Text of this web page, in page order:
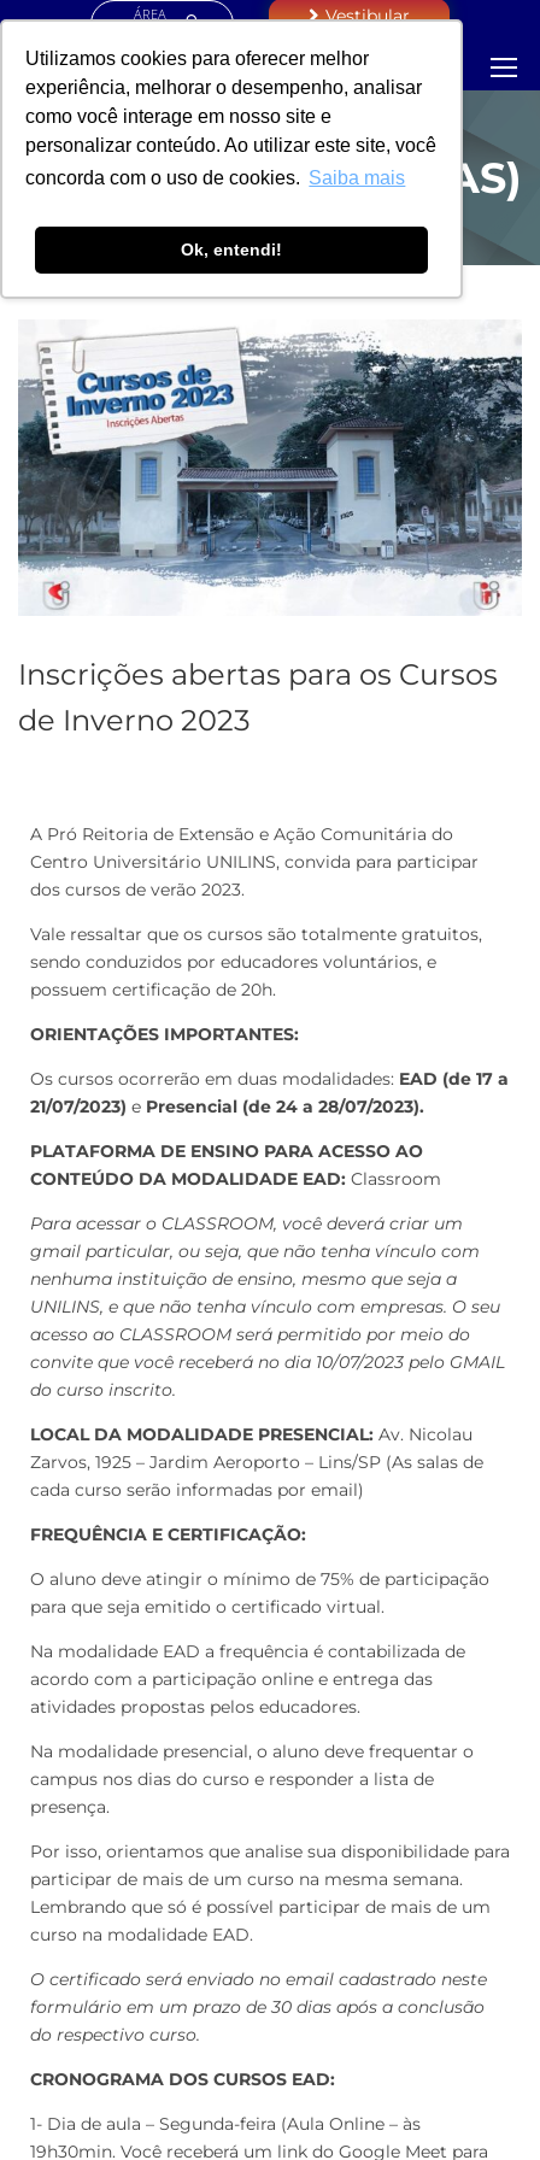
Utilizamos cookies para oferecer melhor
experiência, melhorar o desempenho, analisar
como você interage em nosso site e
personalizar conteúdo. Ao utilizar este site, você
concorda com o uso de cookies. Saiba mais
Ok, entendi!
ÁREA
Vestibular
PROEXAC (NOTÍCIAS)
Inscrições abertas para os Cursos
de Inverno 2023
A Pró Reitoria de Extensão e Ação Comunitária do
Centro Universitário UNILINS, convida para participar
dos cursos de verão 2023.
Vale ressaltar que os cursos são totalmente gratuitos,
sendo conduzidos por educadores voluntários, e
possuem certificação de 20h.
ORIENTAÇÕES IMPORTANTES:
Os cursos ocorrerão em duas modalidades: EAD (de 17 a
21/07/2023) e Presencial (de 24 a 28/07/2023).
PLATAFORMA DE ENSINO PARA ACESSO AO
CONTEÚDO DA MODALIDADE EAD: Classroom
Para acessar o CLASSROOM, você deverá criar um
gmail particular, ou seja, que não tenha vínculo com
nenhuma instituição de ensino, mesmo que seja a
UNILINS, e que não tenha vínculo com empresas. O seu
acesso ao CLASSROOM será permitido por meio do
convite que você receberá no dia 10/07/2023 pelo GMAIL
do curso inscrito.
LOCAL DA MODALIDADE PRESENCIAL: Av. Nicolau
Zarvos, 1925 – Jardim Aeroporto – Lins/SP (As salas de
cada curso serão informadas por email)
FREQUÊNCIA E CERTIFICAÇÃO:
O aluno deve atingir o mínimo de 75% de participação
para que seja emitido o certificado virtual.
Na modalidade EAD a frequência é contabilizada de
acordo com a participação online e entrega das
atividades propostas pelos educadores.
Na modalidade presencial, o aluno deve frequentar o
campus nos dias do curso e responder a lista de
presença.
Por isso, orientamos que analise sua disponibilidade para
participar de mais de um curso na mesma semana.
Lembrando que só é possível participar de mais de um
curso na modalidade EAD.
O certificado será enviado no email cadastrado neste
formulário em um prazo de 30 dias após a conclusão
do respectivo curso.
CRONOGRAMA DOS CURSOS EAD:
1- Dia de aula – Segunda-feira (Aula Online – às
19h30min. Você receberá um link do Google Meet para